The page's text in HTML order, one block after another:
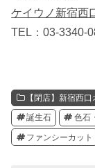
ケイウノ新宿西
TEL：03-3340-
【閉店】新宿西
誕生石 色石
ファンシーカット